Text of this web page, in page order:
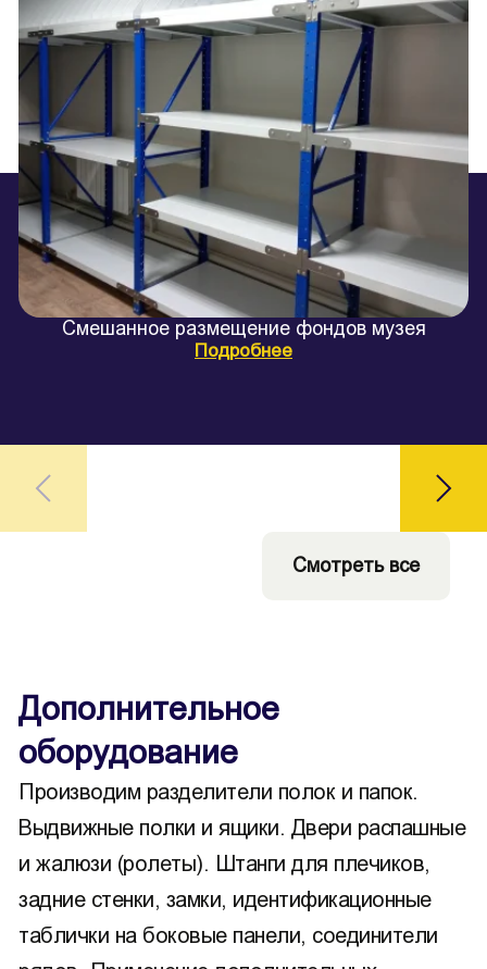
Смешанное размещение фондов музея
Подробнее
Смотреть все
Дополнительное
оборудование
Производим разделители полок и папок.
Выдвижные полки и ящики. Двери распашные
и жалюзи (ролеты). Штанги для плечиков,
задние стенки, замки, идентификационные
таблички на боковые панели, соединители